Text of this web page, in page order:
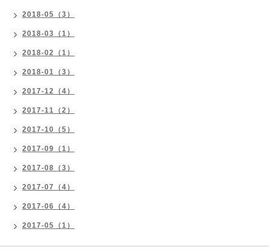
2018-05（3）
2018-03（1）
2018-02（1）
2018-01（3）
2017-12（4）
2017-11（2）
2017-10（5）
2017-09（1）
2017-08（3）
2017-07（4）
2017-06（4）
2017-05（1）